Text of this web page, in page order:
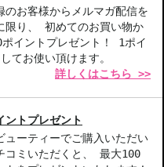
きかねます。代引きでご注文
変更をさせて頂きます。コン
審査がございます。予めご了
急便もしくは日本郵便で発送
できません。
りません。
外の物流センター社名が記
のお客様からメルマガ配信を
限り、 初めてのお買い物か
ポイントプレゼント！ 1ポイ
てお使い頂けます。
詳しくはこちら >>
ントプレゼント
ューティーでご購入いただい
コミいただくと、 最大100